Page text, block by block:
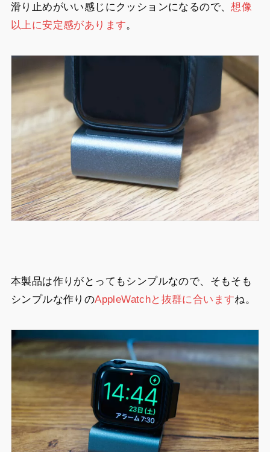
滑り止めがいい感じにクッションになるので、想像
以上に安定感があります。
本製品は作りがとってもシンプルなので、そもそも
シンプルな作りのAppleWatchと抜群に合いますね。